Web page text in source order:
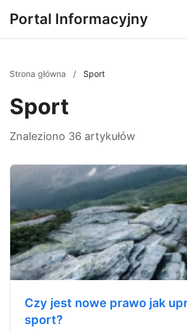
Portal Informacyjny
Strona główna / Sport
Sport
Znaleziono 36 artykułów
Czy jest nowe prawo jak
sport?